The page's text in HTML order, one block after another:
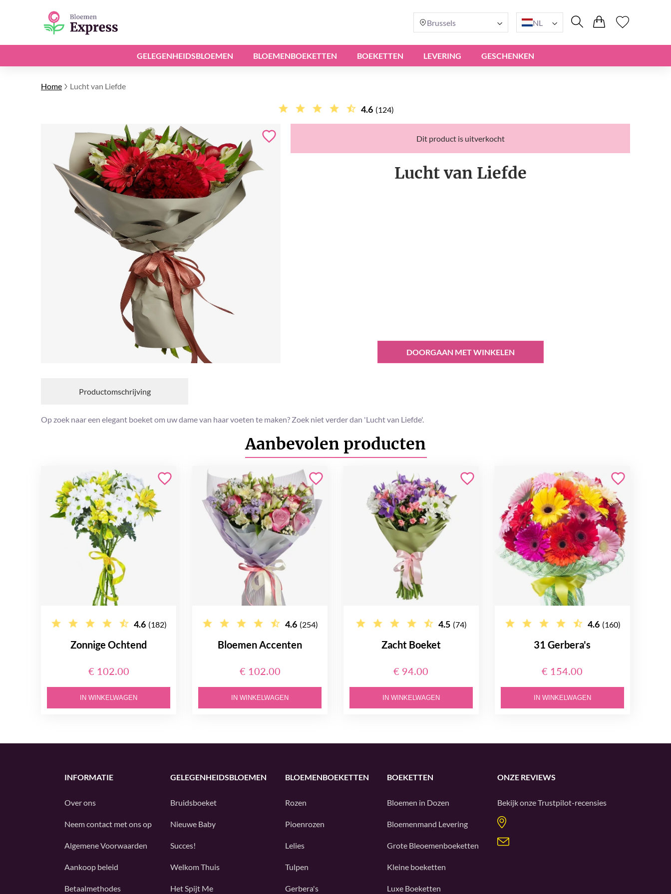
Brussels NL
GELEGENHEIDSBLOEMEN BLOEMENBOEKETTEN BOEKETTEN LEVERING GESCHENKEN
Home Lucht van Liefde
4.6 (124)
Dit product is uitverkocht
Lucht van Liefde
DOORGAAN MET WINKELEN
Productomschrijving
Op zoek naar een elegant boeket om uw dame van haar voeten te maken? Zoek niet verder dan 'Lucht van Liefde'.
Aanbevolen producten
4.6 (182)
Zonnige Ochtend
€ 102.00
IN WINKELWAGEN
4.6 (254)
Bloemen Accenten
€ 102.00
IN WINKELWAGEN
4.5 (74)
Zacht Boeket
€ 94.00
IN WINKELWAGEN
4.6 (160)
31 Gerbera's
€ 154.00
IN WINKELWAGEN
INFORMATIE
Over ons
Neem contact met ons op
Algemene Voorwaarden
Aankoop beleid
Betaalmethodes
GELEGENHEIDSBLOEMEN
Bruidsboeket
Nieuwe Baby
Succes!
Welkom Thuis
Het Spijt Me
BLOEMENBOEKETTEN
Rozen
Pioenrozen
Lelies
Tulpen
Gerbera's
BOEKETTEN
Bloemen in Dozen
Bloemenmand Levering
Grote Bleoemenboeketten
Kleine boeketten
Luxe Boeketten
ONZE REVIEWS
Bekijk onzeTrustpilot-recensies